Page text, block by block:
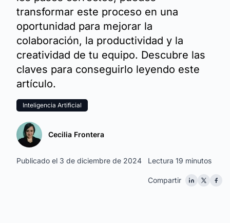
transformar este proceso en una
oportunidad para mejorar la
colaboración, la productividad y la
creatividad de tu equipo. Descubre las
claves para conseguirlo leyendo este
artículo.
Inteligencia Artificial
Cecilia Frontera
Lectura 19 minutos
Publicado el 3 de diciembre de 2024
Compartir